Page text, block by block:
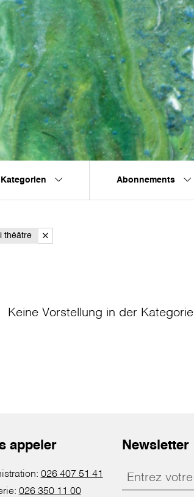
Kategorien Abonnements
théâtre
Keine Vorstellung in der Kategorie
appeler
026 407 51 41
026 350 11 00
Newsletter